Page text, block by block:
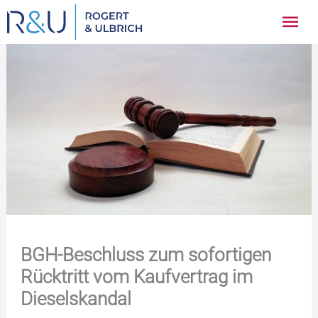
Zum
Inhalt
springen
BGH-Beschluss zum sofortigen
Rücktritt vom Kaufvertrag im
Dieselskandal